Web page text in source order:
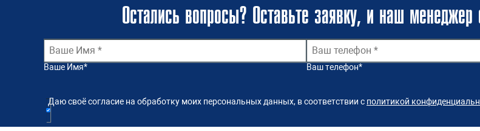
Остались вопросы? Оставьте заявку, и наш
Ваше Имя* Ваш телефон*
Даю своё согласие на обработку моих персональных данных, в соответствии с политикой